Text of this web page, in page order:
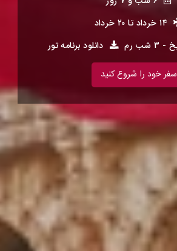
۱۴ خرداد
تا ۲۰ خرداد
دانلود برنامه تور
سفر خود را شروع کنید